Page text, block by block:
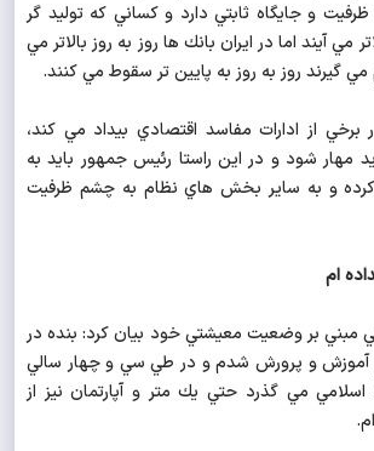
ظرفيت و جايگاه ثابتي دارد و كساني كه توليد گر
مي آيند اما در ايران بانك ها روز به روز بالاتر مي
گيرند روز به روز به پايين تر سقوط مي كنند.
برخي از ادارات مفاسد اقتصادي بيداد مي كند،
مهار شود و در اين راستا رئيس جمهور بايد به
كرده و به ساير بخش هاي نظام به چشم ظرفيت
ام
مبني بر وضعيت معيشتي خود بيان كرد: بنده در
آموزش و پرورش شدم و در طي سي و چهار سالي
اسلامي مي گذرد حتي يك متر و آپارتمان نيز از